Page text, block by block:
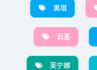
黑塔
云堇
芙宁娜